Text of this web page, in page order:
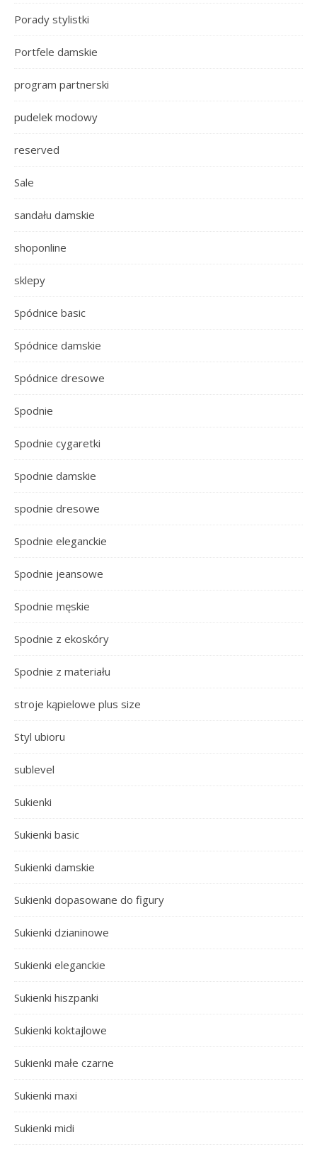
Porady stylistki
Portfele damskie
program partnerski
pudelek modowy
reserved
Sale
sandału damskie
shoponline
sklepy
Spódnice basic
Spódnice damskie
Spódnice dresowe
Spodnie
Spodnie cygaretki
Spodnie damskie
spodnie dresowe
Spodnie eleganckie
Spodnie jeansowe
Spodnie męskie
Spodnie z ekoskóry
Spodnie z materiału
stroje kąpielowe plus size
Styl ubioru
sublevel
Sukienki
Sukienki basic
Sukienki damskie
Sukienki dopasowane do figury
Sukienki dzianinowe
Sukienki eleganckie
Sukienki hiszpanki
Sukienki koktajlowe
Sukienki małe czarne
Sukienki maxi
Sukienki midi